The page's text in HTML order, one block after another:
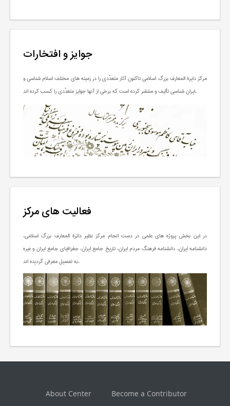
جوایز و افتخارات
مرکز دايرة المعارف بزرگ اسلامی تاکنون آثار متعدّدی را در زمینه های مختلف اسلام شناسی و
ایران شناسی تألیف و منتشر کرده است که برخی از آنها جوایز متعدّدی را کسب کرده اند.
فعالیت های مرکز
در این بخش پروژه های علمی در دست انجام مرکز نظیر دائرة المعارف بزرگ اسلامی،
دانشنامه ایران، دانشنامه فرهنگ مردم ایران، تاریخ جامع ایران، جغرافیای جامع ایران و غیره
به تفصیل معرفی گردیده اند.
About Center Become a Contributor